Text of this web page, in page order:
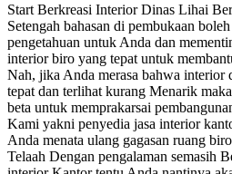
Start Berkreasi Interior Dinas Lihai
Setengah bahasan di pembukaan
pengetahuan untuk Anda dan
interior biro yang tepat untuk
Nah, jika Anda merasa bahwa interior
tepat dan terlihat kurang Menarik
beta untuk memprakarsai
Kami yakni penyedia jasa interior
Anda menata ulang gagasan ruang
Telaah Dengan pengalaman semasih